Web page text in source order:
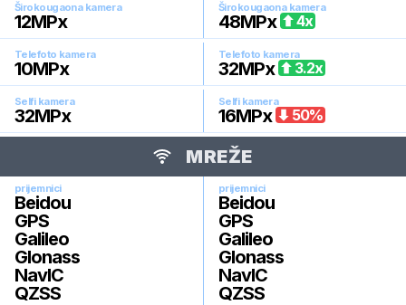
Širokougaona kamera
12MPx
Širokougaona kamera
48MPx 4x
Telefoto kamera
10MPx
Telefoto kamera
32MPx 3.2x
Selfi kamera
32MPx
Selfi kamera
16MPx 50%
MREŽE
prijemnici
Beidou
GPS
Galileo
Glonass
NavIC
QZSS
prijemnici
Beidou
GPS
Galileo
Glonass
NavIC
QZSS